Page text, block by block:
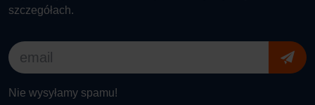
szczegółach.
Nie wysyłamy spamu!